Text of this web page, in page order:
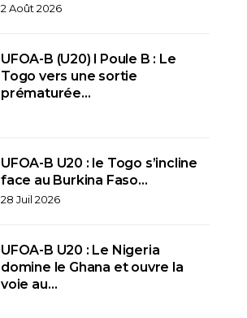
2 Août 2026
UFOA-B (U20) l Poule B : Le
Togo vers une sortie
prématurée…
UFOA-B U20 : le Togo s’incline
face au Burkina Faso…
28 Juil 2026
UFOA-B U20 : Le Nigeria
domine le Ghana et ouvre la
voie au…